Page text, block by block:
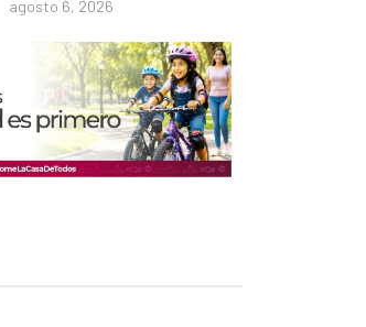
agosto 6, 2026